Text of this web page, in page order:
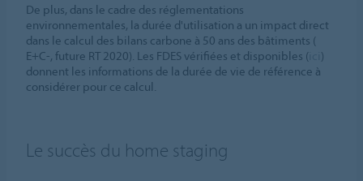
De plus, dans le cadre des réglementations
environnementales, la durée d'utilisation a un impact direct
dans le calcul des bilans carbone à 50 ans des bâtiments (
E+C-, future RT 2020). Les FDES vérifiées et disponibles (
)
donnent les informations de la durée de vie de référence à
considérer pour ce calcul.
Le succès du home staging